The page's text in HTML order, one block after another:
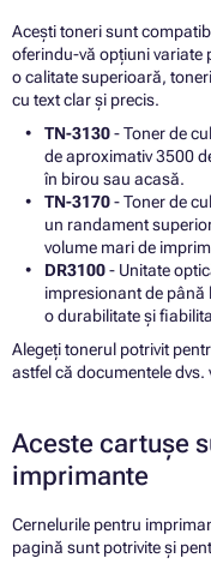
Acești toneri sunt
oferindu-vă opțiuni variate
o calitate superioară,
cu text clar și precis.
TN-3130- Toner de
de aproximativ 3500
în birou sau acasă.
TN-3170- Toner de
un randament
volume mari de
DR3100- Unitate
impresionant de
o durabilitate și
Alegeți tonerul potrivit
astfel că documentele
Aceste cartușe
imprimante
Cernelurile pentru
pagină sunt potrivite și